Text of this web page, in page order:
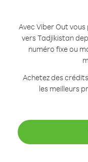
Avec Viber Out
vers Tadjikistan
numéro fixe ou
Achetez des
les meilleurs